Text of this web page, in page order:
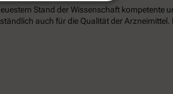
Stand der Wissenschaft kompetente
auch für die Qualität der Arzneimittel.